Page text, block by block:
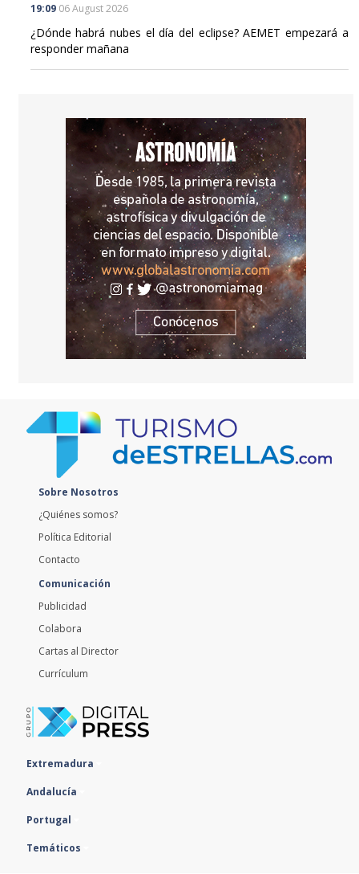
19:09 06 August 2026
¿Dónde habrá nubes el día del eclipse? AEMET empezará a
responder mañana
Sobre Nosotros
¿Quiénes somos?
Política Editorial
Contacto
Comunicación
Publicidad
Colabora
Cartas al Director
Currículum
Extremadura
Andalucía
Portugal
Temáticos